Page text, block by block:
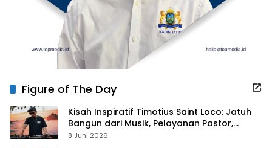
Figure of The Day
Kisah Inspiratif Timotius Saint Loco: Jatuh
Bangun dari Musik, Pelayanan Pastor,
hingga Gurita Bisnis Sambal Babon
8 Juni 2026